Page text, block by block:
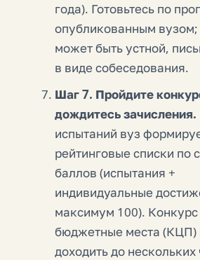
года). Готовьтесь по
опубликованным
может быть устной,
в виде собеседования.
Шаг 7. Пройдите
дождитесь зачисления.
испытаний вуз
рейтинговые списки по
баллов (испытания +
индивидуальные
максимум 100). Конкурс
бюджетные места
доходить до